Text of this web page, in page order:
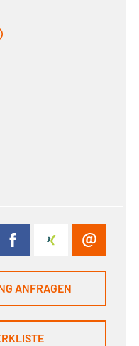
ANFRAGEN